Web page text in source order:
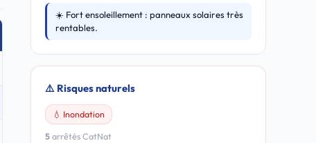
☀️ Fort ensoleillement : panneaux solaires très
rentables.
⚠️ Risques naturels
💧 Inondation
5 arrêtés CatNat